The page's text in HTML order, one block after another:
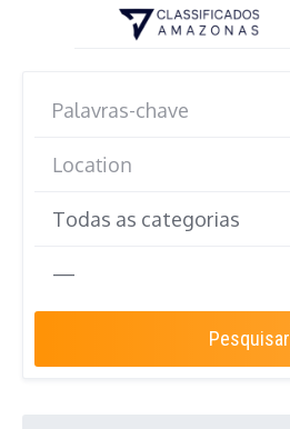
Todas as categorias
—
Pesquisar